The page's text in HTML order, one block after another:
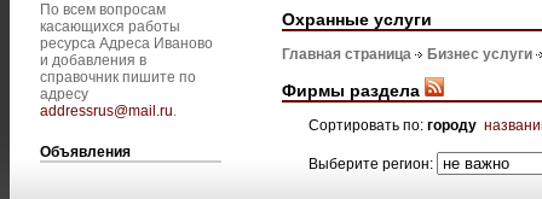
По всем вопросам
касающихся работы
ресурса Адреса Иваново
и добавления в
справочник пишите по
адресу
addressrus@mail.ru.
Объявления
Охранные услуги
Главная страница Бизнес услуги
Фирмы раздела
Сортировать по: городу
Выберите регион: